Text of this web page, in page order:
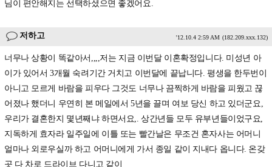
님이 편안해지는 선택하셨으면 좋겠어요.
저하고 '12.10.4 2:59 AM (182.209.xxx.132)
너무나 상황이 똑같아서,,,,저는 지금 이번달 이혼확정입니다. 미성년 아
이가 있어서 3개월 숙려기간 거치고 이번달에 끝납니다. 평생을 한두번이
아니고 모르게 바람을 피우다 그것도 너무나 끔찍하게 바람을 피웠고 끊
어졌나 했더니 우연히 본 메일에서 5년을 끌며 여보 당신 하고 있더군요,
우리가 결혼한지 몇년째냐 하면서요,. 상간년들 모두 유부년들이었구요,
지독하게 효자라 일주일에 이틀 또는 빨간날은 무조건 혼자사는 어머니
얼마나 외로우실까 하고 어머니에게 가서 종일 같이 지내다 옵니다. 온갖
곳 다 차로 드라이브 다니고 같이